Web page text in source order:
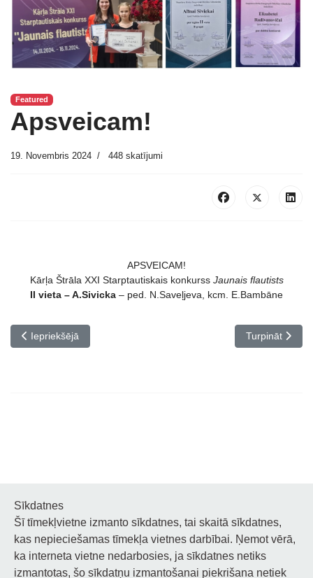
Featured
Apsveicam!
19. Novembris 2024 448 skatījumi
APSVEICAM!
Kārļa Štrāla XXI Starptautiskais konkurss Jaunais flautists
II vieta – A.Sivicka – ped. N.Saveļjeva, kcm. E.Bambāne
Iepriekšējais raksts: Apsveicam!
Iepriekšējā Nākamais
Turpināt
Noderīgi
Privātuma politika
Sīkdatnes
Šī tīmekļvietne izmanto sīkdatnes, tai skaitā sīkdatnes,
kas nepieciešamas tīmekļa vietnes darbībai. Ņemot vērā,
ka interneta vietne nedarbosies, ja sīkdatnes netiks
izmantotas, šo sīkdatņu izmantošanai piekrišana netiek